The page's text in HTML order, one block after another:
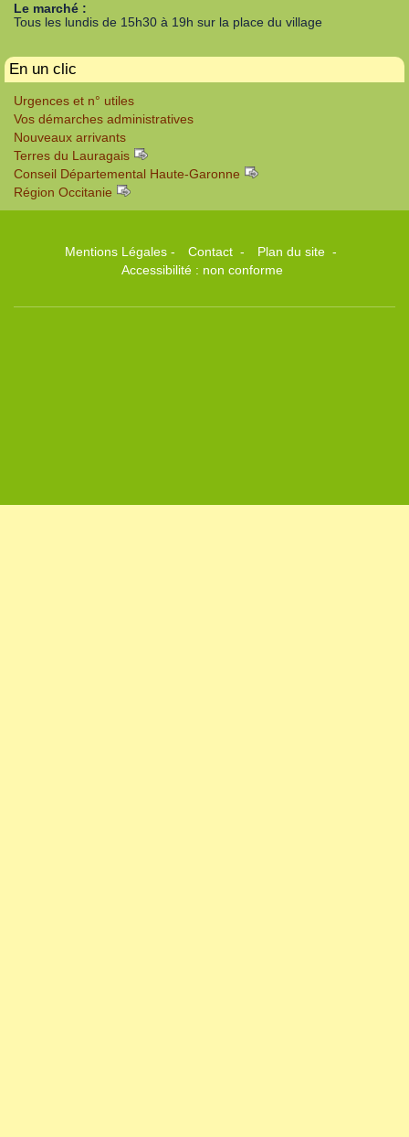
Le marché :
Tous les lundis de 15h30 à 19h sur la place du village
En un clic
Urgences et n° utiles
Vos démarches administratives
Nouveaux arrivants
Terres du Lauragais
Conseil Départemental Haute-Garonne
Région Occitanie
Mentions Légales- Contact - Plan du site -
Accessibilité : non conforme